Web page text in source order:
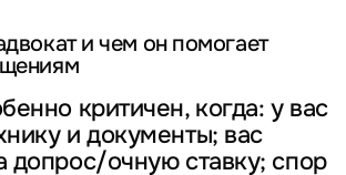
и чем он помогает
критичен, когда: у вас
и документы; вас
допрос/очную ставку; спор